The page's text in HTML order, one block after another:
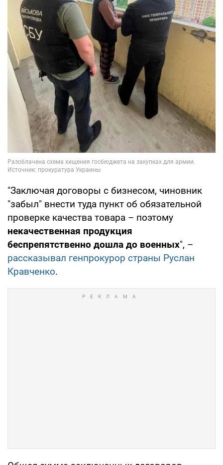
"Заключая договоры с бизнесом, чиновник
"забыл" внести туда пункт об обязательной
проверке качества товара – поэтому
некачественная продукция
беспрепятственно дошла до военных", –
рассказывал генпрокурор страны Руслан
Кравченко.